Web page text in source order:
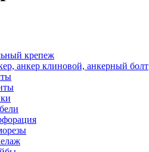
крепеж
анкер клиновой, анкерный болт